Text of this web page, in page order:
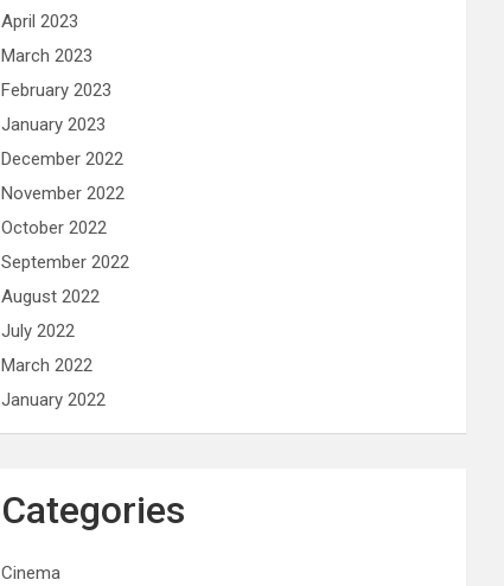
April 2023
March 2023
February 2023
January 2023
December 2022
November 2022
October 2022
September 2022
August 2022
July 2022
March 2022
January 2022
Categories
Cinema